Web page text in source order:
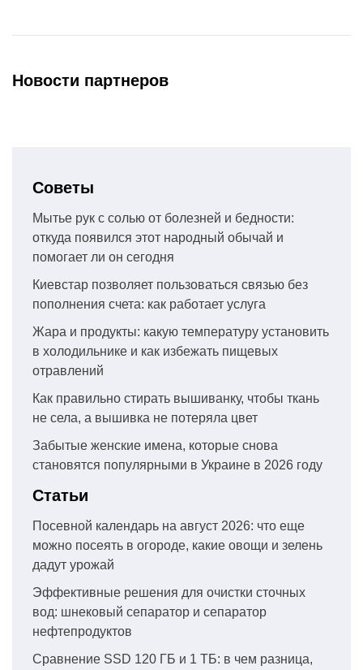
Новости партнеров
Советы
Мытье рук с солью от болезней и бедности:
откуда появился этот народный обычай и
помогает ли он сегодня
Киевстар позволяет пользоваться связью без
пополнения счета: как работает услуга
Жара и продукты: какую температуру установить
в холодильнике и как избежать пищевых
отравлений
Как правильно стирать вышиванку, чтобы ткань
не села, а вышивка не потеряла цвет
Забытые женские имена, которые снова
становятся популярными в Украине в 2026 году
Статьи
Посевной календарь на август 2026: что еще
можно посеять в огороде, какие овощи и зелень
дадут урожай
Эффективные решения для очистки сточных
вод: шнековый сепаратор и сепаратор
нефтепродуктов
Сравнение SSD 120 ГБ и 1 ТБ: в чем разница,